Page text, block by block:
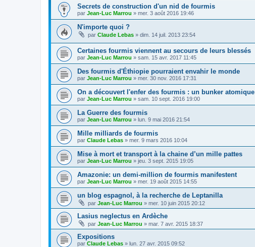
Secrets de construction d'un nid de fourmis
par Jean-Luc Marrou » mer. 3 août 2016 19:46
N'importe quoi ?
par Claude Lebas » dim. 14 juil. 2013 23:54
Certaines fourmis viennent au secours de leurs blessés
par Jean-Luc Marrou » sam. 15 avr. 2017 11:45
Des fourmis d'Éthiopie pourraient envahir le monde
par Jean-Luc Marrou » mer. 30 nov. 2016 17:31
On a découvert l'enfer des fourmis : un bunker atomique
par Jean-Luc Marrou » sam. 10 sept. 2016 19:00
La Guerre des fourmis
par Jean-Luc Marrou » lun. 9 mai 2016 21:54
Mille milliards de fourmis
par Claude Lebas » mer. 9 mars 2016 10:04
Mise à mort et transport à la chaine d’un mille pattes
par Jean-Luc Marrou » jeu. 3 sept. 2015 19:05
Amazonie: un demi-million de fourmis manifestent
par Jean-Luc Marrou » mer. 19 août 2015 14:55
un blog espagnol, à la recherche de Leptanilla
par Jean-Luc Marrou » mer. 10 juin 2015 20:12
Lasius neglectus en Ardèche
par Jean-Luc Marrou » mar. 7 avr. 2015 18:37
Expositions
par Claude Lebas » lun. 27 avr. 2015 09:52